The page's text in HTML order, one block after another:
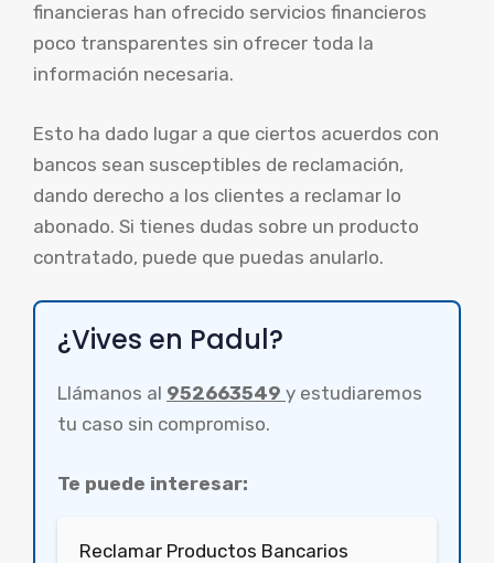
financieras han ofrecido servicios financieros
poco transparentes sin ofrecer toda la
información necesaria.
Esto ha dado lugar a que ciertos acuerdos con
bancos sean susceptibles de reclamación,
dando derecho a los clientes a reclamar lo
abonado. Si tienes dudas sobre un producto
contratado, puede que puedas anularlo.
¿Vives en Padul?
Llámanos al 952663549 y estudiaremos
tu caso sin compromiso.
Te puede interesar:
Reclamar Productos Bancarios